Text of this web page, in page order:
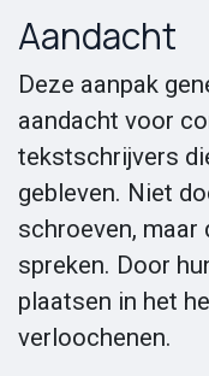
Aandacht
Deze aanpak
aandacht voor
tekstschrijvers
gebleven. Niet
schroeven,
spreken. Door
plaatsen in het
verloochenen.